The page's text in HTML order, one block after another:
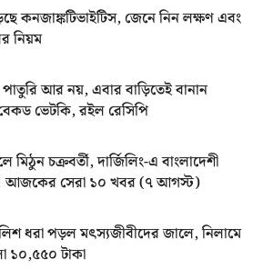
কনজাঙ্কটিভাইটিস, জেনে নিন লক্ষণ এবং
নিয়ম
আর নয়, এবার বাড়িতেই বানান
ভেটকি, রইল রেসিপি
মিঠুন চক্রবর্তী, দার্জিলিং-এ বাংলাদেশী
সেরা ১০ খবর (৭ আগস্ট)
ধরা পড়ল মৎস্যজীবীদের জালে, নিলামে
১০,৫৫০ টাকা